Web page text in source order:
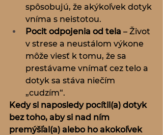
spôsobujú, že akýkoľvek dotyk
vníma s neistotou.
Pocit odpojenia od tela – Život
v strese a neustálom výkone
môže viesť k tomu, že sa
prestávame vnímať cez telo a
dotyk sa stáva niečím
„cudzím“.
Kedy si naposledy pocítil(a) dotyk
bez toho, aby si nad ním
premýšľal(a) alebo ho akokoľvek